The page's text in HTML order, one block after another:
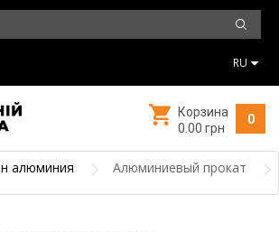
RU
0
Корзина
0.00 грн
алюминия Алюминиевый прокат